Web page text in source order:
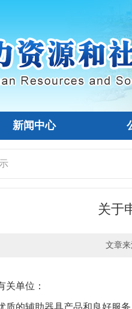
新闻中心
关于
文章
关单位：
质的辅助器具产品和良好服